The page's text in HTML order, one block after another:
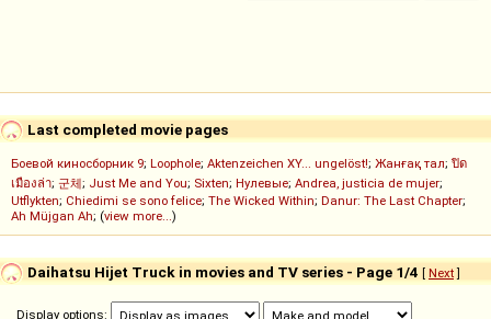
Last completed movie pages
Боевой киносборник 9; Loophole; Aktenzeichen XY... ungelöst!; Жанғақ тал; ปิด
เมืองล่า; 군체; Just Me and You; Sixten; Нулевые; Andrea, justicia de mujer;
Utflykten; Chiedimi se sono felice; The Wicked Within; Danur: The Last Chapter;
Ah Müjgan Ah; (view more...)
Daihatsu Hijet Truck in movies and TV series - Page 1/4 [ Next]
Display options: